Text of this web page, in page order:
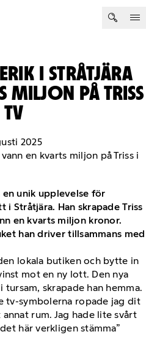
I STRÅTJÄRA
MILJON PÅ TRISS
2025
unik upplevelse för
i Stråtjära. Han skrapade Triss
en kvarts miljon kronor.
han driver tillsammans med
lokala butiken och bytte in
mot en ny lott. Den nya
skrapade han hemma.
tv-symbolerna ropade jag dit
rum. Jag hade lite svårt
här verkligen stämma”